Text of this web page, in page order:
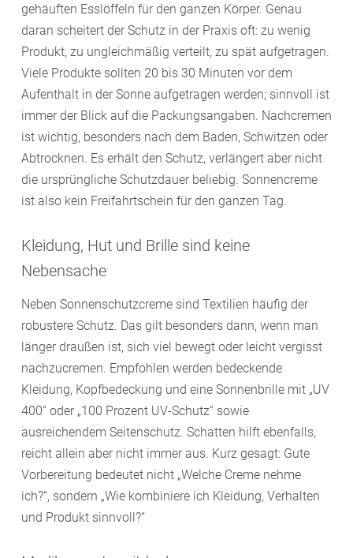
gehäuften Esslöffeln für den ganzen Körper. Genau
daran scheitert der Schutz in der Praxis oft: zu wenig
Produkt, zu ungleichmäßig verteilt, zu spät aufgetragen.
Viele Produkte sollten 20 bis 30 Minuten vor dem
Aufenthalt in der Sonne aufgetragen werden; sinnvoll ist
immer der Blick auf die Packungsangaben. Nachcremen
ist wichtig, besonders nach dem Baden, Schwitzen oder
Abtrocknen. Es erhält den Schutz, verlängert aber nicht
die ursprüngliche Schutzdauer beliebig. Sonnencreme
ist also kein Freifahrtschein für den ganzen Tag.
Kleidung, Hut und Brille sind keine
Nebensache
Neben Sonnenschutzcreme sind Textilien häufig der
robustere Schutz. Das gilt besonders dann, wenn man
länger draußen ist, sich viel bewegt oder leicht vergisst
nachzucremen. Empfohlen werden bedeckende
Kleidung, Kopfbedeckung und eine Sonnenbrille mit „UV
400“ oder „100 Prozent UV-Schutz“ sowie
ausreichendem Seitenschutz. Schatten hilft ebenfalls,
reicht allein aber nicht immer aus. Kurz gesagt: Gute
Vorbereitung bedeutet nicht „Welche Creme nehme
ich?“, sondern „Wie kombiniere ich Kleidung, Verhalten
und Produkt sinnvoll?“